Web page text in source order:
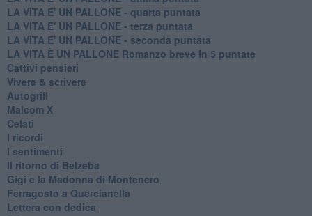
LA VITA E' UN PALLONE - quarta puntata
LA VITA E' UN PALLONE - terza puntata
LA VITA E' UN PALLONE - seconda puntata
LA VITA È UN PALLONE Romanzo breve in 5 puntate
Cattivi pensieri
Vivere & scrivere
Autogrill
Malcom X
Celati
I ricordi
I sentimenti
Il ritorno di Belzeba
Gigi e la Madonna di Montenero
Ferragosto a Quercianella
Lettera con dedica